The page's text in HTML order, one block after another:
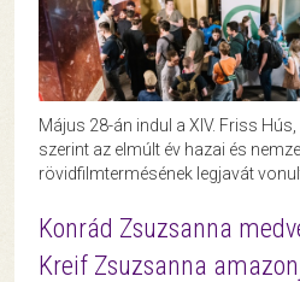
Május 28-án indul a XIV. Friss
szerint az elmúlt év hazai és
rövidfilmtermésének legjavát
Konrád Zsuzsanna
Kreif Zsuzsanna